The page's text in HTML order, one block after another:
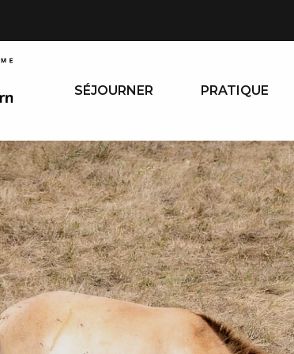
SÉJOURNER PRATIQUE